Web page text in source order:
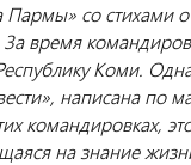
Пармы» со стихами
время
Коми.
написана по
командировках,
на знание